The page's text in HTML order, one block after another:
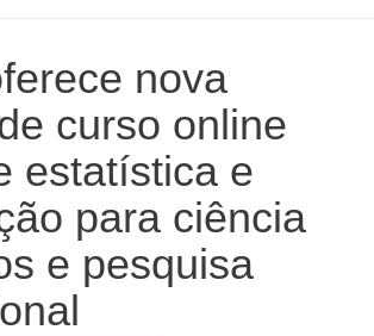
nova
curso online
estatística e
para ciência
e pesquisa